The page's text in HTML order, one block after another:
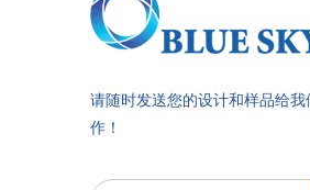
请随时发送您的设计和样品给我
作！